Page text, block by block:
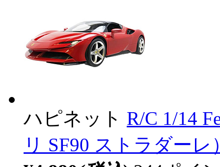
ハピネット R/C 1/14
リ SF90 ストラダーレ